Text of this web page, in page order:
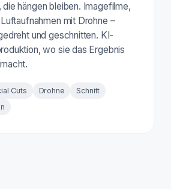
hängen bleiben. Imagefilme,
mit Drohne –
und geschnitten. KI-
wo sie das Ergebnis
Cuts Drohne
Schnitt